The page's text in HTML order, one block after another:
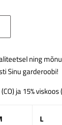
ning
Sinu garderoobi!
ja 15% viskoos
L